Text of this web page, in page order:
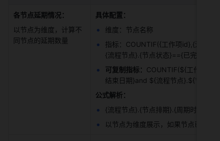
各节点延期情况：
以节点为维度，计算不
同节点的延期数量
具体配置：
维度：节点名称
指标：COUNTIF({工作项id},{流程节
{流程节点}.{节点状态}=={已完成
可复制指标： COUNTIF(${工作项
结束日期}and ${流程节点}.${节点
公式解析：
{流程节点}.{节点排期}.{周期时长}>0
以节点为维度展示，如果节点已完